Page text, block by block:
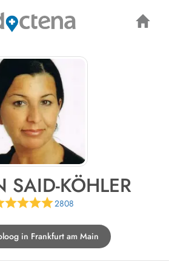
SAID-KÖHLER
2808
in Frankfurt am Main